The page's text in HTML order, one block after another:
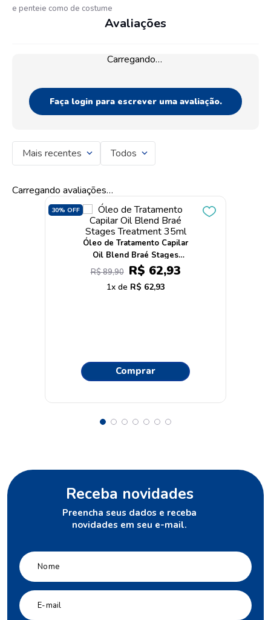
e penteie como de costume
Avaliações
Carregando…
Faça login para escrever uma avaliação.
Mais recentes Todos
Carregando avaliações…
30% OFF
Óleo de Tratamento Capilar
Oil Blend Braé Stages
Treatment 35ml
R$89,90 R$ 62,93
1 R$ 62,93
Comprar
Receba novidades
Preencha seus dados e receba
novidades em seu e-mail.